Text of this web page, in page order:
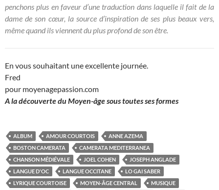
penchons plus en faveur d’une traduction dans laquelle il fait de la
dame de son cœur, la source d’inspiration de ses plus beaux vers,
même quand ils viennent du plus profond de son être.
En vous souhaitant une excellente journée.
Fred
pour moyenagepassion.com
A la découverte du Moyen-âge sous toutes ses formes
ALBUM AMOUR COURTOIS
ANNE AZEMA
BOSTON CAMERATA
CAMERATA MEDITERRANEA
CHANSON MÉDIÉVALE
JOEL COHEN
JOSEPH ANGLADE
LANGUE D'OC
LANGUE OCCITANE
LO GAI SABER
LYRIQUE COURTOISE
MOYEN-ÂGE CENTRAL
MUSIQUE